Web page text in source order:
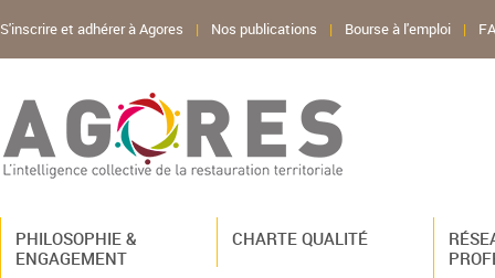
S'inscrire et adhérer à Agores | Nos publications | Bourse à l'emploi |
PHILOSOPHIE &
ENGAGEMENT
CHARTE QUALITÉ